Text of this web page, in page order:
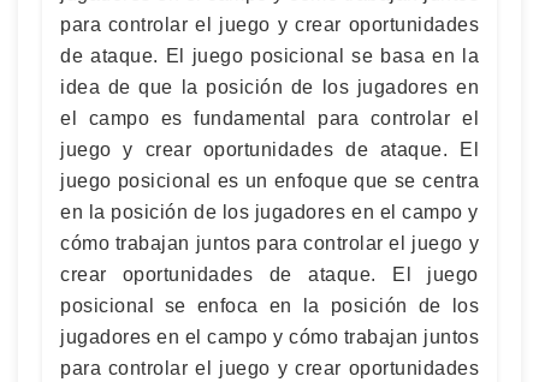
para controlar el juego y crear oportunidades
de ataque. El juego posicional se basa en la
idea de que la posición de los jugadores en
el campo es fundamental para controlar el
juego y crear oportunidades de ataque. El
juego posicional es un enfoque que se centra
en la posición de los jugadores en el campo y
cómo trabajan juntos para controlar el juego y
crear oportunidades de ataque. El juego
posicional se enfoca en la posición de los
jugadores en el campo y cómo trabajan juntos
para controlar el juego y crear oportunidades